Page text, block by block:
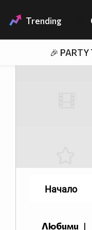
Trending
🎉 PARTY
Любими |
Начало